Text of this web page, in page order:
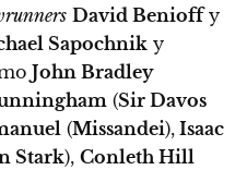
David Benioffy
Sapochnik y
John Bradley
(Sir Davos
(Missandei), Isaac
Stark), Conleth Hill